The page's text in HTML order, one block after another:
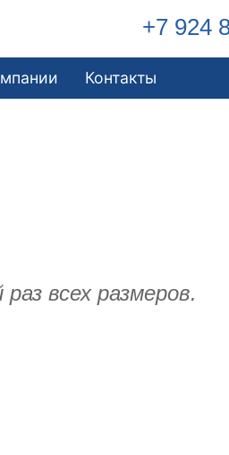
+7 924
Контакты
всех размеров.